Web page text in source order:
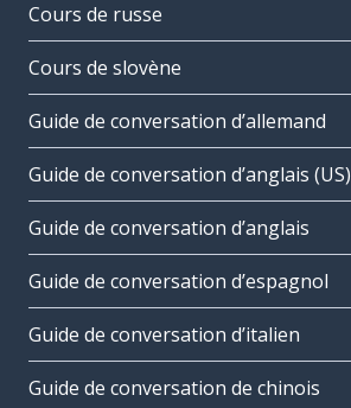
Cours de russe
Cours de slovène
Guide de conversation d’allemand
Guide de conversation d’anglais (US)
Guide de conversation d’anglais
Guide de conversation d’espagnol
Guide de conversation d’italien
Guide de conversation de chinois